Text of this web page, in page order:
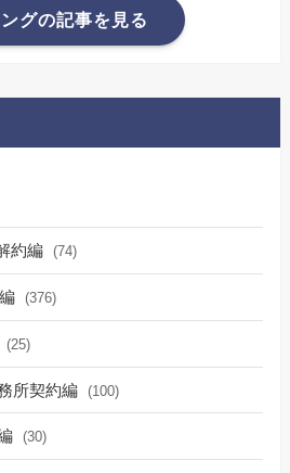
グの記事を見る
約編 (74)
(376)
(25)
所契約編 (100)
(30)